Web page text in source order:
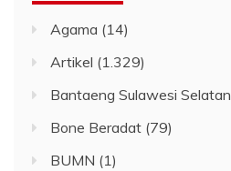
Agama (14)
Artikel (1.329)
Bantaeng Sulawesi Selatan
Bone Beradat (79)
BUMN (1)